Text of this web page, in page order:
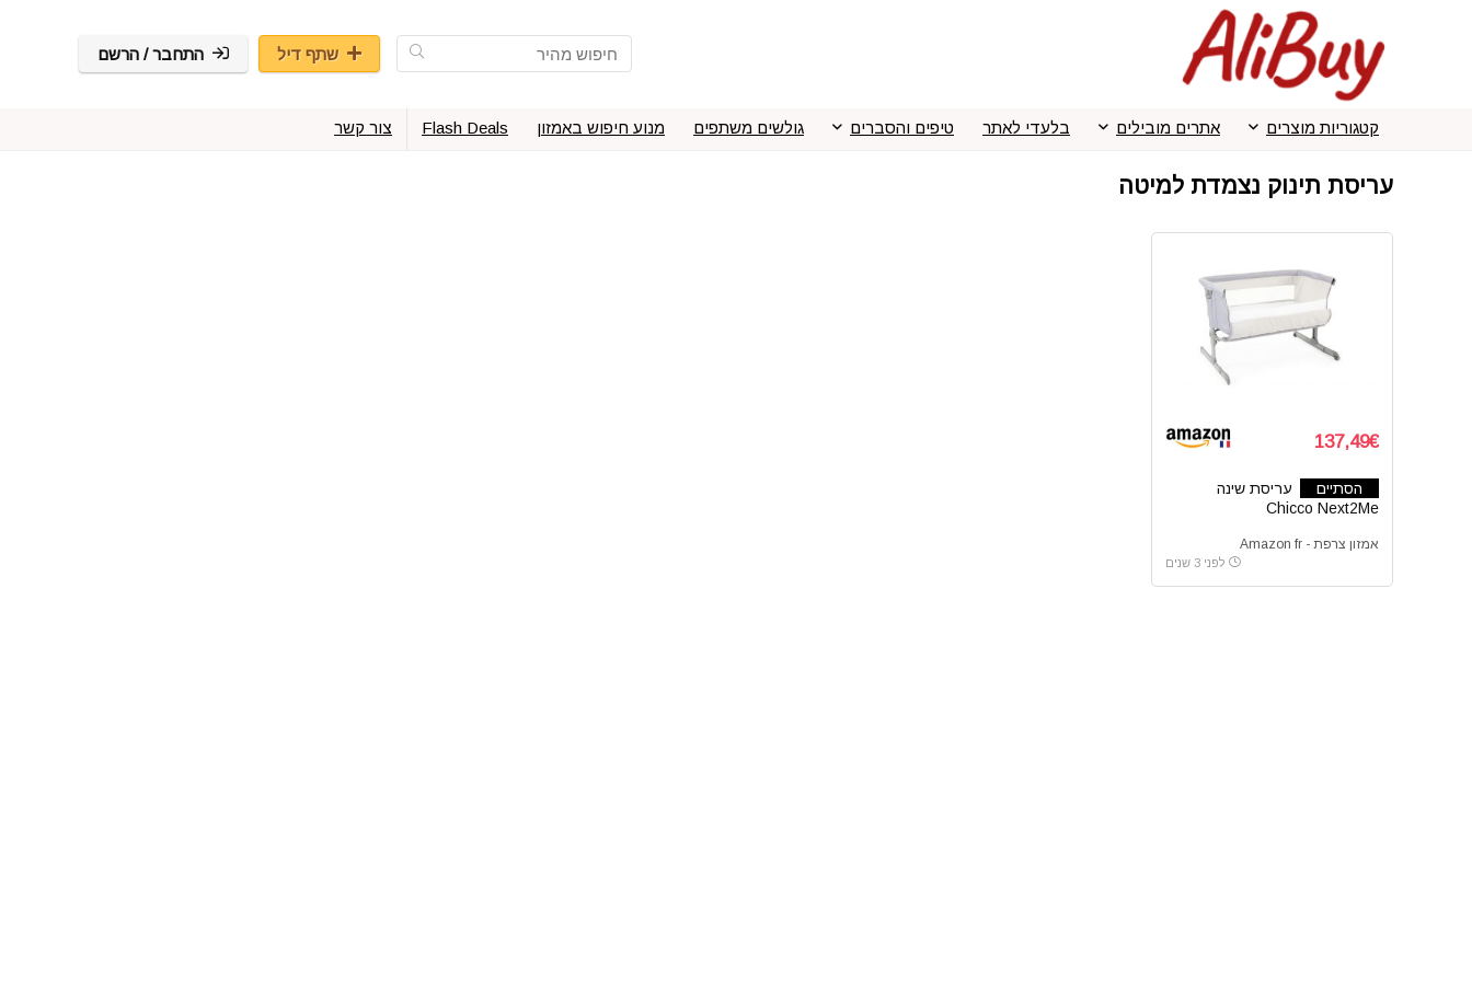
שתף דיל התחבר / הרשם
קטגוריות מוצרים אתרים מובילים בלעדי לאתר טיפים והסברים גולשים משתפים מנוע חיפוש באמזון Flash Deals צור קשר
עריסת תינוק נצמדת למיטה
137,49€
הסתיים
עריסת שינה
Chicco Next2Me
אמזון צרפת - Amazon fr
לפני 3 שנים